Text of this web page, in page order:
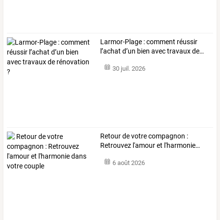
Larmor-Plage :comment réussir
l’achat d’un bien avectravauxde…
30 juil. 2026
Retourdevotrecompagnon :
Retrouvez l'amouret l'harmonie…
6 août 2026